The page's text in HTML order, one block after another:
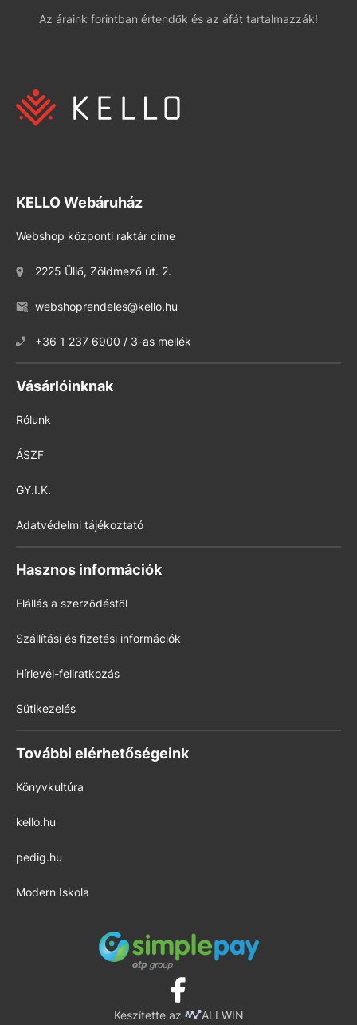
Az áraink forintban értendők és az áfát tartalmazzák!
KELLO Webáruház
Webshop központi raktár címe
2225 Üllő, Zöldmező út. 2.
webshoprendeles@kello.hu
+36 1 237 6900 / 3-as mellék
Vásárlóinknak
Rólunk
ÁSZF
GY.I.K.
Adatvédelmi tájékoztató
Hasznos információk
Elállás a szerződéstől
Szállítási és fizetési információk
Hírlevél-feliratkozás
Sütikezelés
További elérhetőségeink
Könyvkultúra
kello.hu
pedig.hu
Modern Iskola
Készítette az ALLWIN